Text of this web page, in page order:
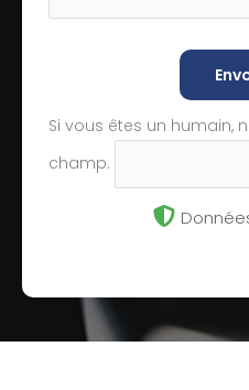
Si vous êtes un humain,
champ.